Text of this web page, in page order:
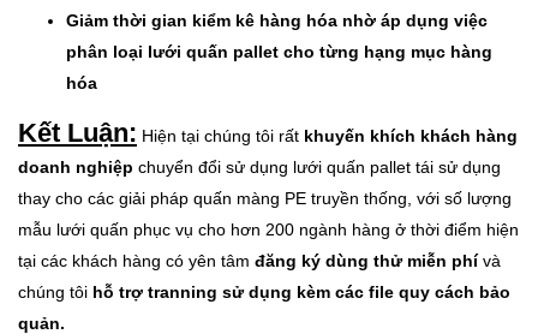
Giảm thời gian kiểm kê hàng hóa nhờ áp dụng việc
phân loại lưới quấn pallet cho từng hạng mục hàng
hóa
Kết Luận: Hiện tại chúng tôi rất khuyến khích khách hàng
doanh nghiệp chuyển đổi sử dụng lưới quấn pallet tái sử dụng
thay cho các giải pháp quấn màng PE truyền thống, với số lượng
mẫu lưới quấn phục vụ cho hơn 200 ngành hàng ở thời điểm hiện
tại các khách hàng có yên tâm đăng ký dùng thử miễn phívà
chúng tôi hỗ trợ tranning sử dụng kèm các file quy cách bảo
quản.